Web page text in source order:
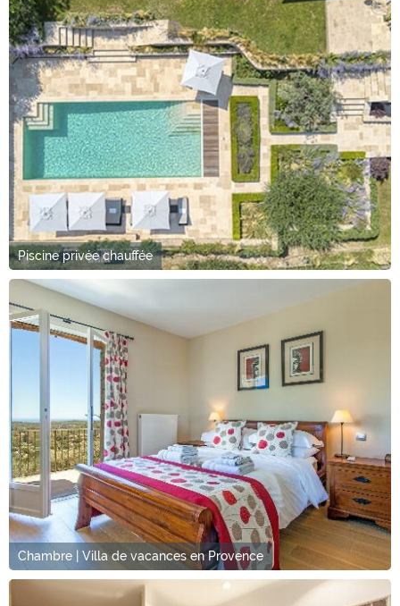
Piscine privée chauffée
Chambre | Villa de vacances en Provence